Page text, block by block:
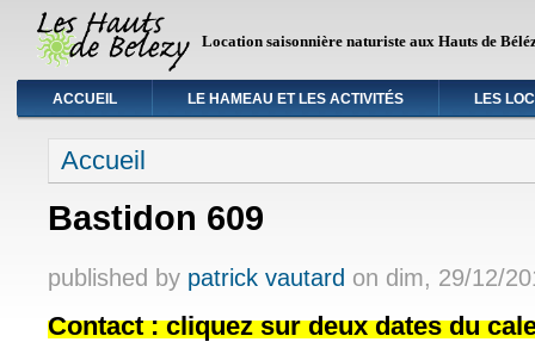
Location saisonnière naturiste aux Hauts de
ACCUEIL LE HAMEAU ET LES ACTIVITÉS LES
Vous êtes ici
Accueil
Bastidon 609
published by patrick vautard on dim, 29/12/
Contact : cliquez sur deux dates du